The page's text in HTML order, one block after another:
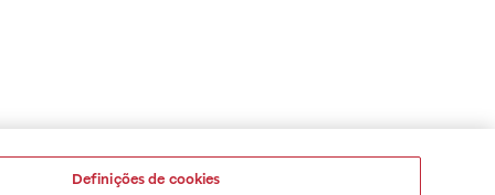
Definições de cookies